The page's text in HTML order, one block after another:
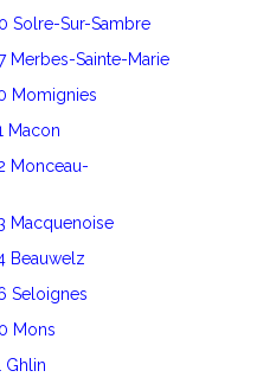
Solre-Sur-Sambre
Merbes-Sainte-Marie
Momignies
Macon
Monceau-
Macquenoise
Beauwelz
Seloignes
Mons
Ghlin